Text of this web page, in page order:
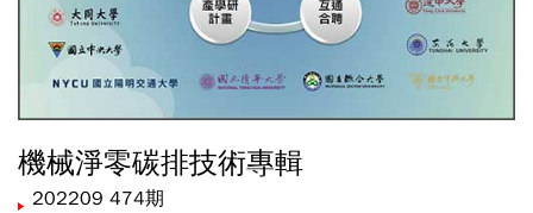
機械淨零碳排技術專輯
202209 474期